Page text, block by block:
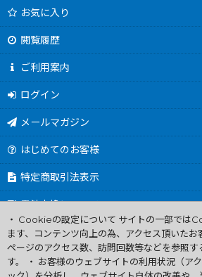
お気に入り
閲覧履歴
ご利用案内
ログイン
メールマガジン
はじめてのお客様
特定商取引法表示
電池交換について
商品カテゴリ一覧
Worldwide Shipping Guide
・ Cookieの設定について サイトの一部では
ます、コンテンツ向上の為、アクセス頂いた
ページのアクセス数、訪問回数等などを参照す
す。 ・ お客様のウェブサイトの利用状況（ア